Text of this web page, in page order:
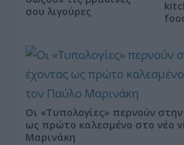
σου λιγούρες
Οι «Τυπολογίες» περνούν
ως πρώτο καλεσμένο στο νέο
Μαρινάκη